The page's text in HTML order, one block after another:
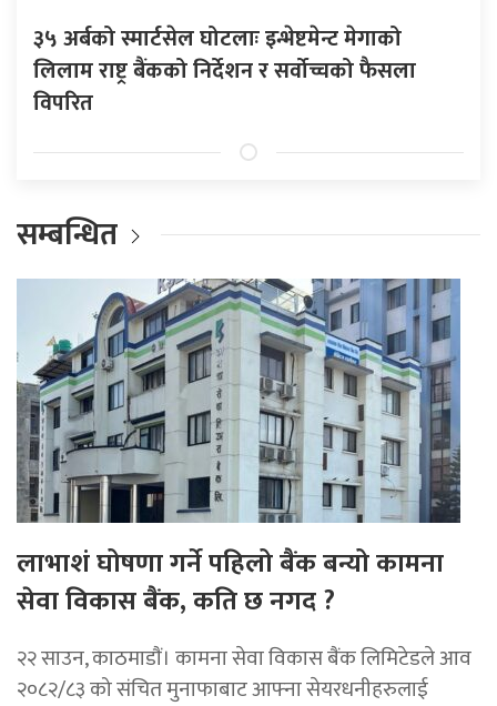
३५ अर्बको स्मार्टसेल घोटलाः इन्भेष्टमेन्ट मेगाको
लिलाम राष्ट्र बैंकको निर्देशन र सर्वोच्चको फैसला
विपरित
सम्बन्धित
लाभाशं घोषणा गर्ने पहिलो बैंक बन्यो कामना
सेवा विकास बैंक, कति छ नगद ?
२२ साउन, काठमाडाैं। कामना सेवा विकास बैंक लिमिटेडले आव
२०८२/८३ को संचित मुनाफाबाट आफ्ना सेयरधनीहरुलाई